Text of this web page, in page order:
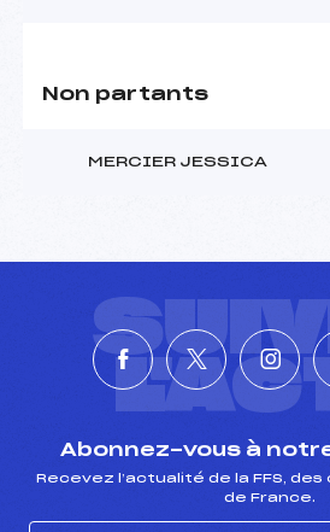
Non partants
MERCIER JESSICA
Abonnez-vous à
Recevez l’actualité de la FFS,
de France.